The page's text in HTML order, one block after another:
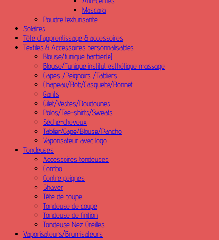
Mascara
Poudre texturisante
Solaires
Tête d'apprentissage & accessoires
Textiles & Accessoires personnalisables
Blouse/tunique barbier(e)
Blouse/Tunique institut esthétique massage
Capes /Peignoirs /Tabliers
Chapeau/Bob/Casquette/Bonnet
Gants
Gilet/Vestes/Doudounes
Polos/Tee-shirts/Sweats
Sèche-cheveux
Tablier/Cape/Blouse/Pancho
Vaporisateur avec logo
Tondeuses
Accessoires tondeuses
Combo
Contre peignes
Shaver
Tête de coupe
Tondeuse de coupe
Tondeuse de finition
Tondeuse Nez Oreilles
Vaporisateurs/Brumisateurs